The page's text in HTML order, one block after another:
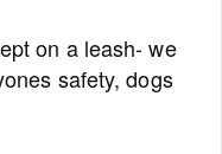
on a leash- we
safety, dogs